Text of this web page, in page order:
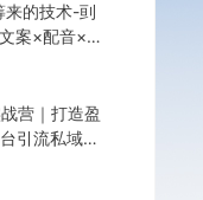
的技术-刯
案×配音×剪
营｜打造盈
引流私域转